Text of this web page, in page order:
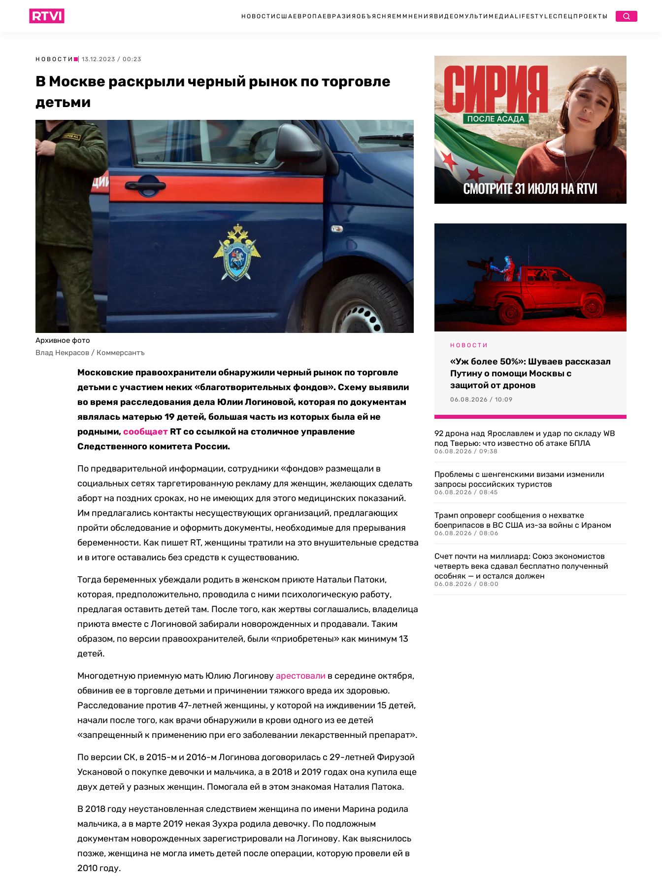
НОВОСТИ США ЕВРОПА ЕВРАЗИЯ ОБЪЯСНЯЕМ МНЕНИЯ ВИДЕО МУЛЬТИМЕДИА LIFESTYLEСПЕЦПРОЕКТЫ
НОВОСТИ | 13.12.2023 / 00:23
В Москве раскрыли черный рынок по торговле
детьми
Архивное фото
Влад Некрасов / Коммерсантъ
Московские правоохранители обнаружили черный рынок по торговле
детьми с участием неких «благотворительных фондов». Схему выявили
во время расследования дела Юлии Логиновой, которая по документам
являлась матерью 19 детей, большая часть из которых была ей не
родными,сообщает RT со ссылкой на столичное управление
Следственного комитета России.
По предварительной информации, сотрудники «фондов» размещали в
социальных сетях таргетированную рекламу для женщин, желающих сделать
аборт на поздних сроках, но не имеющих для этого медицинских показаний.
Им предлагались контакты несуществующих организаций, предлагающих
пройти обследование и оформить документы, необходимые для прерывания
беременности. Как пишет RT, женщины тратили на это внушительные средства
и в итоге оставались без средств к существованию.
Тогда беременных убеждали родить в женском приюте Натальи Патоки,
которая, предположительно, проводила с ними психологическую работу,
предлагая оставить детей там. После того, как жертвы соглашались, владелица
приюта вместе с Логиновой забирали новорожденных и продавали. Таким
образом, по версии правоохранителей, были «приобретены» как минимум 13
детей.
Многодетную приемную мать Юлию Логиновуарестовали в середине октября,
обвинив ее в торговле детьми и причинении тяжкого вреда их здоровью.
Расследование против 47-летней женщины, у которой на иждивении 15 детей,
начали после того, как врачи обнаружили в крови одного из ее детей
«запрещенный к применению при его заболевании лекарственный препарат».
По версии СК, в 2015-м и 2016-м Логинова договорилась с 29-летней Фирузой
Ускановой о покупке девочки и мальчика, а в 2018 и 2019 годах она купила еще
двух детей у разных женщин. Помогала ей в этом знакомая Наталия Патока.
В 2018 году неустановленная следствием женщина по имени Марина родила
мальчика, а в марте 2019 некая Зухра родила девочку. По подложным
документам новорожденных зарегистрировали на Логинову. Как выяснилось
позже, женщина не могла иметь детей после операции, которую провели ей в
2010 году.
НОВОСТИ
«Уж более 50%»: Шуваев рассказал
Путину о помощи Москвы с
защитой от дронов
06.08.2026 / 10:09
92 дрона над Ярославлем и удар по складу WB
под Тверью: что известно об атаке БПЛА
06.08.2026 / 09:38
Проблемы с шенгенскими визами изменили
запросы российских туристов
06.08.2026 / 08:45
Трамп опроверг сообщения о нехватке
боеприпасов в ВС США из-за войны с Ираном
06.08.2026 / 08:06
Счет почти на миллиард: Союз экономистов
четверть века сдавал бесплатно полученный
особняк — и остался должен
06.08.2026 / 08:00